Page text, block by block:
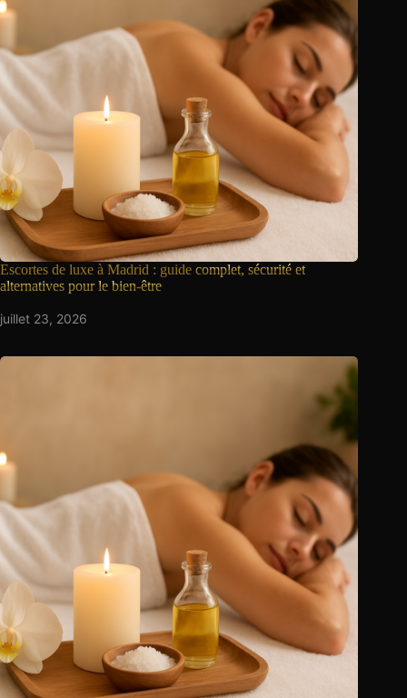
Escortes de luxe à Madrid : guide complet, sécurité et
alternatives pour le bien-être
juillet 23, 2026